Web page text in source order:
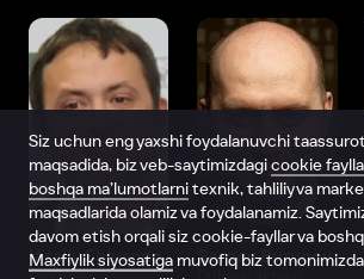
Vitaliy Shlyappo Sergey Burunov
Siz uchun eng yaxshi foydalanuvchi
maqsadida, biz veb-saytimizdagicookie
boshqa ma’lumotlarnitexnik, tahliliy va
maqsadlarida olamiz va foydalanamiz.
davom etish orqali siz cookie-fayllar va
Maxfiylik siyosatiga muvofiq biz